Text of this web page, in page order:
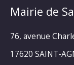
Mairie de
76, avenue
17620 SAINT-